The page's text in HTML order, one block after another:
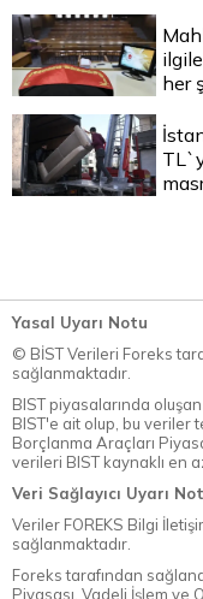
her
Yasal Uyarı Notu
© BİST Verileri Foreks
sağlanmaktadır.
BIST piyasalarında
BIST'e ait olup, bu veriler
Borçlanma Araçları
verileri BIST kaynaklı en
Veri Sağlayıcı Uyarı
Veriler FOREKS Bilgi
sağlanmaktadır.
Foreks tarafından
Piyasası, Vadeli İşlem ve